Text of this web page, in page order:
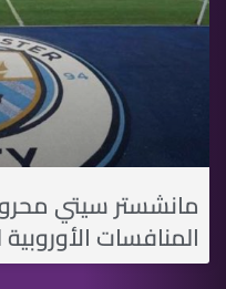
مانشستر سيتي
المنافسات